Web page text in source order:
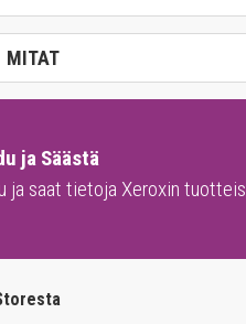
MITAT
ja Säästä
ja saat tietoja Xeroxin